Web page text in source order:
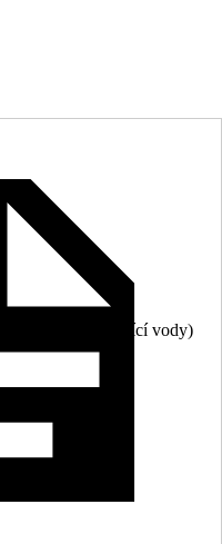
těles a stříkající vody)